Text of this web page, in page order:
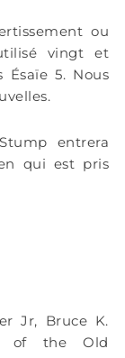
ou
vingt et
5. Nous
entrera
qui est pris
Jr, Bruce K.
of the Old